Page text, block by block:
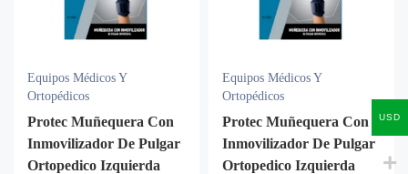
Equipos Médicos Y
Ortopédicos
Protec Muñequera Con
Inmovilizador De Pulgar
Ortopedico Izquierda
Equipos Médicos Y
Ortopédicos
Protec Muñequera Con
Inmovilizador De Pulgar
Ortopedico Izquierda
USD